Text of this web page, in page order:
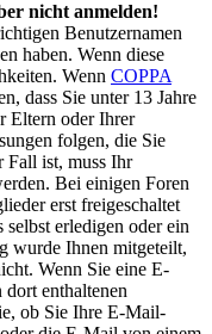
nicht anmelden!
Benutzernamen
haben. Wenn diese
Wenn COPPA
dass Sie unter 13 Jahre
Eltern oder Ihrer
folgen, die Sie
Fall ist, muss Ihr
Bei einigen Foren
erst freigeschaltet
selbst erledigen oder ein
wurde Ihnen mitgeteilt,
Wenn Sie eine E-
enthaltenen
ob Sie Ihre E-Mail-